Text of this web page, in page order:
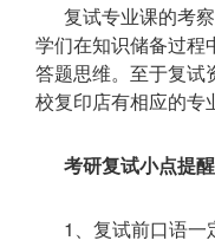
复试专业课的考
学们在知识储备过程
答题思维。至于复试
校复印店有相应的专
考研复试小点提醒
1、复试前口语一